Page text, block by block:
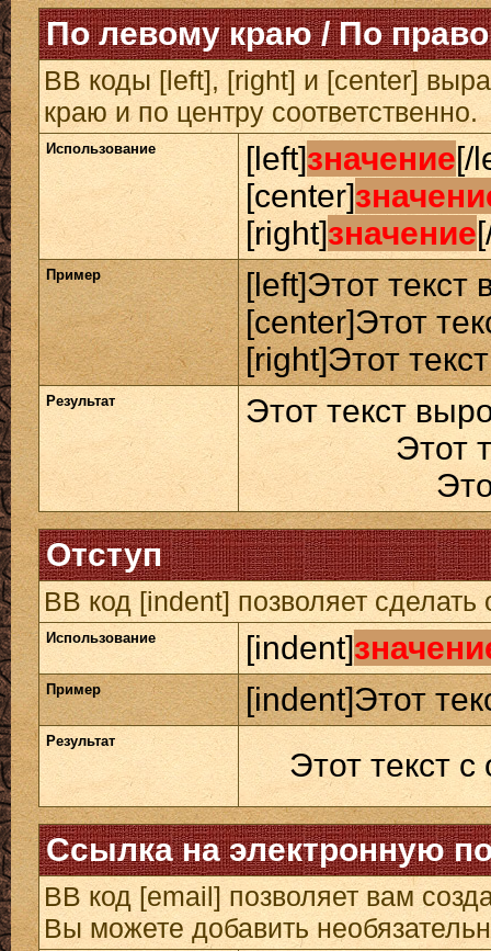
По левому краю / По
BB коды [left], [right] и [center]
краю и по центру соответственно.
Использование [left]значение[/
[center]
[right]значение
Пример
[left]Этот
[center]Этот
[right]Этот
Результат
Этот текст
Этот
Отступ
BB код [indent] позволяет сделать
Использование [indent]
Пример [indent]Этот
Результат
Этот текст с
Ссылка на электронную
BB код [email] позволяет вам
Вы можете добавить